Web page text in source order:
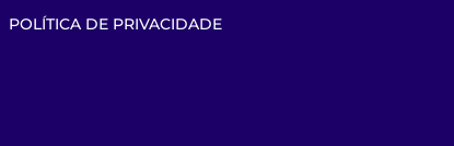
POLÍTICA DE PRIVACIDADE